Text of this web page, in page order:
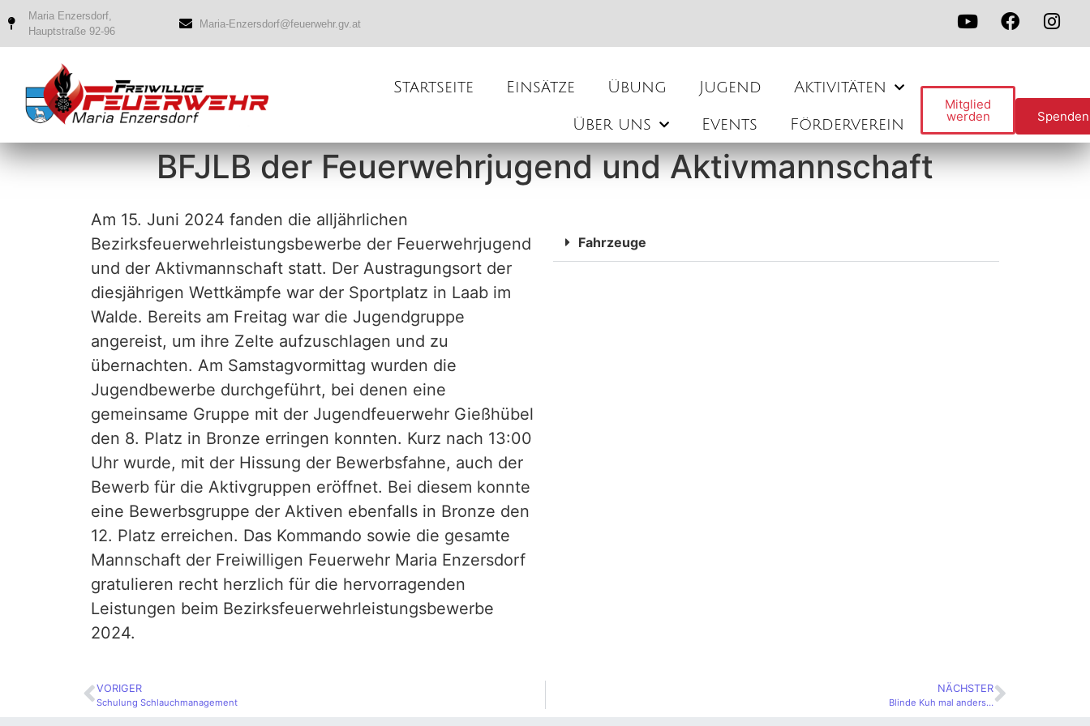
Maria Enzersdorf,
Hauptstraße 92-96
Maria-Enzersdorf@feuerwehr.gv.at
Startseite Einsätze Übung Jugend Aktivitäten
Über uns Events Förderverein
Mitglied
werden Spenden
BFJLB der Feuerwehrjugend und Aktivmannschaft
Am 15. Juni 2024 fanden die alljährlichen
Bezirksfeuerwehrleistungsbewerbe der Feuerwehrjugend
und der Aktivmannschaft statt. Der Austragungsort der
diesjährigen Wettkämpfe war der Sportplatz in Laab im
Walde. Bereits am Freitag war die Jugendgruppe
angereist, um ihre Zelte aufzuschlagen und zu
übernachten. Am Samstagvormittag wurden die
Jugendbewerbe durchgeführt, bei denen eine
gemeinsame Gruppe mit der Jugendfeuerwehr Gießhübel
den 8. Platz in Bronze erringen konnten. Kurz nach 13:00
Uhr wurde, mit der Hissung der Bewerbsfahne, auch der
Bewerb für die Aktivgruppen eröffnet. Bei diesem konnte
eine Bewerbsgruppe der Aktiven ebenfalls in Bronze den
12. Platz erreichen. Das Kommando sowie die gesamte
Mannschaft der Freiwilligen Feuerwehr Maria Enzersdorf
gratulieren recht herzlich für die hervorragenden
Leistungen beim Bezirksfeuerwehrleistungsbewerbe
2024.
Fahrzeuge
VORIGER
Schulung Schlauchmanagement
NÄCHSTER
Blinde Kuh mal anders…